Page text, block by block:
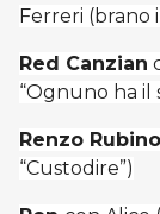
Ferreri (brano
Red Canzian
“Ognuno ha il
Renzo Rubino
“Custodire”)